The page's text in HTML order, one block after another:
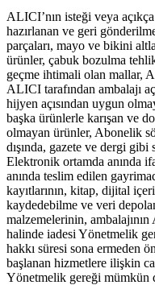
ALICI’nın isteği veya
hazırlanan ve geri
parçaları, mayo ve bikini
ürünler, çabuk bozulma
geçme ihtimali olan mallar,
ALICI tarafından ambalajı
hijyen açısından uygun
başka ürünlerle karışan ve
olmayan ürünler, Abonelik
dışında, gazete ve dergi
Elektronik ortamda anında
anında teslim edilen
kayıtlarının, kitap, dijital
kaydedebilme ve veri
malzemelerinin, ambalajının
halinde iadesi Yönetmelik
hakkı süresi sona ermeden
başlanan hizmetlere ilişkin
Yönetmelik gereği mümkün